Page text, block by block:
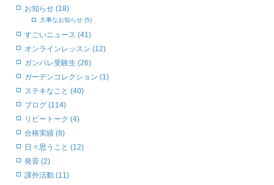
お知らせ (18)
大事なお知らせ (5)
すごいニュース (41)
オンラインレッスン (12)
ガンバレ受験生 (26)
ガーデンコレクション (1)
ステキなこと (40)
ブログ (114)
リピートーク (4)
合格実績 (8)
日々思うこと (12)
発音 (2)
課外活動 (11)